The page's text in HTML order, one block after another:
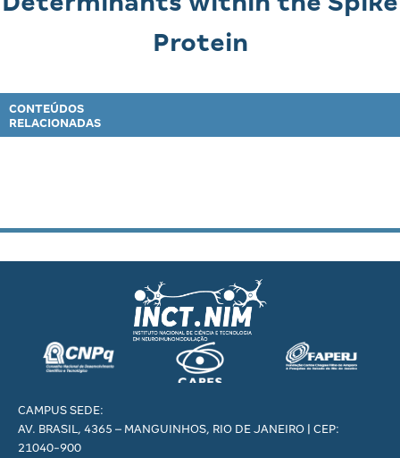
Protein
CONTEÚDOS
RELACIONADAS
CAMPUS SEDE:
AV. BRASIL, 4365 – MANGUINHOS, RIO DE JANEIRO | CEP:
21040-900